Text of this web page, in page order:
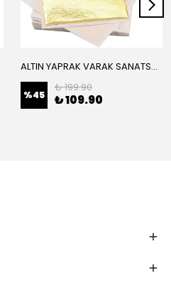
ALTIN YAPRAK VARAK SANATSAL BÜYÜK BOY FOLYO EPOKSİ REÇİNE NAİL ART 8 ADET ALTIN RENK 14X14 CM
%45
₺ 199.90
₺ 109.90